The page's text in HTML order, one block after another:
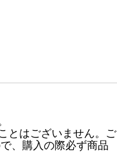
とはございません。ご
、購入の際必ず商品